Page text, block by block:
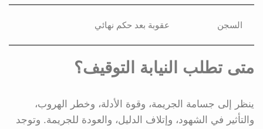
السجن عقوبة بعد حكم نهائي
متى تطلب النيابة التوقيف؟
ينظر إلى جسامة الجريمة، وقوة الأدلة، وخطر الهروب،
والتأثير في الشهود، وإتلاف الدليل، والعودة للجريمة. وتوجد